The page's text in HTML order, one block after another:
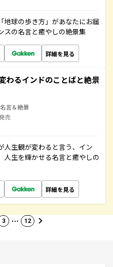
地球の歩き方」があなたにお届
スの名言と癒やしの絶景集
詳細を見る
わるインドのことばと絶景
言＆絶景
売
人生観が変わると言う、イン
人生を輝かせる名言と癒やしの
詳細を見る
3 … 12